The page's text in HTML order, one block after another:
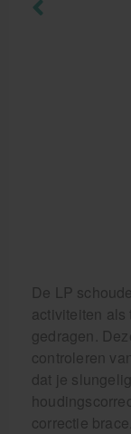
De LP
activiteiten als
gedragen.
controleren
dat je
correctie brace.